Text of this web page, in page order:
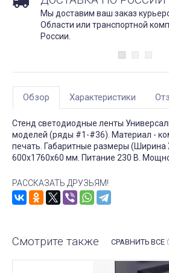
Мы доставим ваш заказ
Области или транспортной
России.
Обзор Характеристики
Стенд светодиодные ленты
моделей (ряды #1-#36). Материал -
печать. Габаритные размеры (Ширина
600х1760х60 мм. Питание 230 В.
РАССКАЗАТЬ ДРУЗЬЯМ!
Смотрите также СРАВНИТЬ ВСЕ